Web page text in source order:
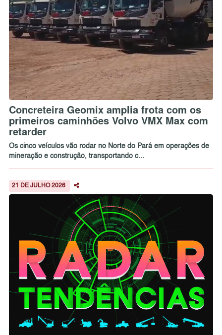
Concreteira Geomix amplia frota com os
primeiros caminhões Volvo VMX Max com
retarder
Os cinco veículos vão rodar no Norte do Pará em operações de
mineração e construção, transportando c...
21 DE JULHO 2026